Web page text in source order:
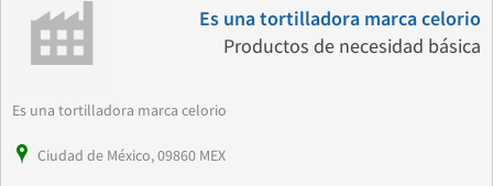
Es una tortilladora marca celorio
Productos de necesidad básica
Es una tortilladora marca celorio
Ciudad de México, 09860 MEX